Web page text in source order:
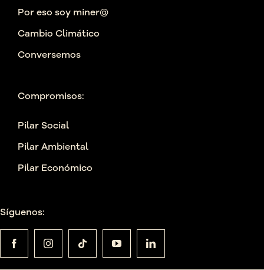
Por eso soy miner@
Cambio Climático
Conversemos
Compromisos:
Pilar Social
Pilar Ambiental
Pilar Económico
Síguenos: